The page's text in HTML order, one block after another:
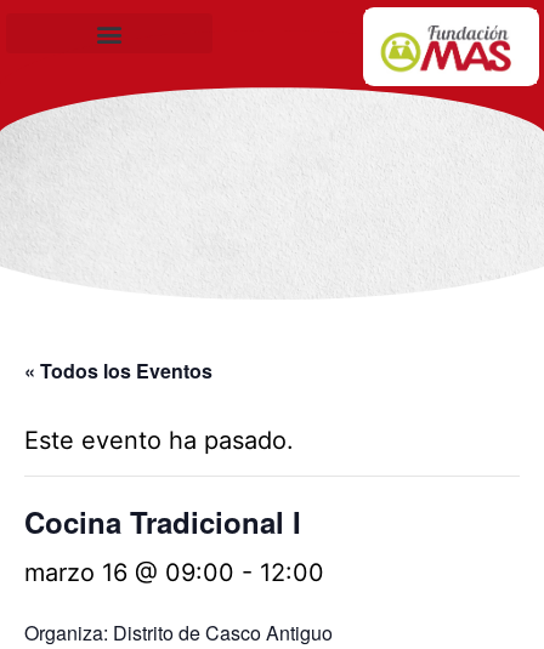
« Todos los Eventos
Este evento ha pasado.
Cocina Tradicional I
marzo 16 @ 09:00 - 12:00
Organiza: Distrito de Casco Antiguo